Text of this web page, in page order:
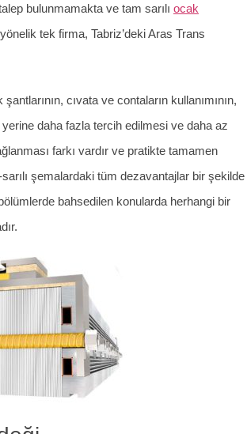
bulunmamakta ve tam sarılı ocak
tek firma, Tabriz’deki Aras Trans
cıvata ve contaların kullanımının,
yerine daha fazla tercih edilmesi ve daha az
farkı vardır ve pratikte tamamen
şemalardaki tüm dezavantajlar bir şekilde
bahsedilen konularda herhangi bir